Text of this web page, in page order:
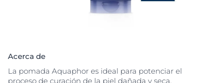
Acerca de
La pomada Aquaphor es ideal para potenciar el
proceso de curación de la piel dañada y seca.